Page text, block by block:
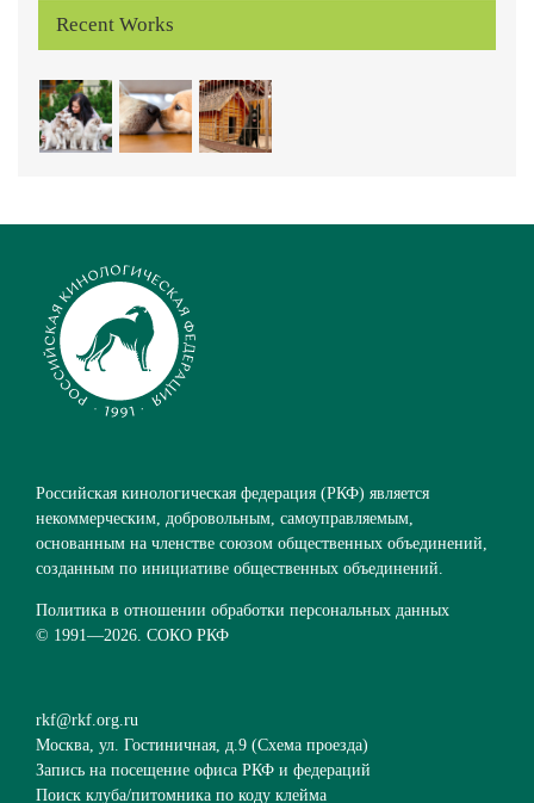
Recent Works
Российская кинологическая федерация (РКФ) является
некоммерческим, добровольным, самоуправляемым,
основанным на членстве союзом общественных объединений,
созданным по инициативе общественных объединений.
Политика в отношении обработки персональных данных
© 1991—2026. СОКО РКФ
rkf@rkf.org.ru
Москва, ул. Гостиничная, д.9 (Схема проезда)
Запись на посещение офиса РКФ и федераций
Поиск клуба/питомника по коду клейма